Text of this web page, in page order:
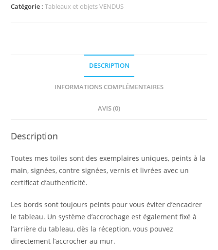
Catégorie :Tableaux et objets VENDUS
DESCRIPTION
INFORMATIONS COMPLÉMENTAIRES
AVIS (0)
Description
Toutes mes toiles sont des exemplaires uniques, peints à la
main, signées, contre signées, vernis et livrées avec un
certificat d’authenticité.
Les bords sont toujours peints pour vous éviter d’encadrer
le tableau. Un système d’accrochage est également fixé à
l’arrière du tableau, dès la réception, vous pouvez
directement l’accrocher au mur.